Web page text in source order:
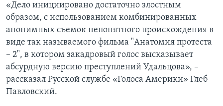
«Дело инициировано достаточно злостным
образом, с использованием комбинированных
анонимных съемок непонятного происхождения в
виде так называемого фильма "Анатомия протеста
– 2", в котором закадровый голос высказывает
абсурдную версию преступлений Удальцова», –
рассказал Русской службе «Голоса Америки» Глеб
Павловский.